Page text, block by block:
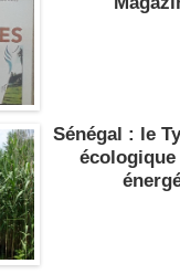
Sénégal : le